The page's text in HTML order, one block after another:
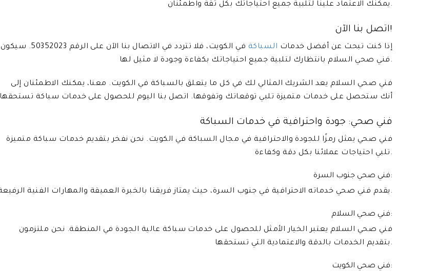
يمكنك الاعتماد علينا لتلبية جميع احتياجاتك بكل ثقة واطمئنان.
اتصل بنا الآن!
إذا كنت تبحث عن أفضل خدمات السباكة
في الكويت، فلا تتردد في الاتصال بنا الآن على الرقم 50352023. سيكون
فني صحي السلام بانتظارك لتلبية جميع احتياجاتك بكفاءة وجودة لا مثيل لها.
فني صحي السلام يعد الشريك المثالي لك في كل ما يتعلق بالسباكة في الكويت. معنا، يمكنك الاطمئنان إلى
أنك ستحصل على خدمات متميزة تلبي توقعاتك وتفوقها. اتصل بنا اليوم للحصول على خدمات سباكة تستحقها
فني صحي: جودة واحترافية في خدمات السباكة
فني صحي يمثل رمزًا للجودة والاحترافية في مجال السباكة في الكويت. نحن نفخر بتقديم خدمات سباكة متميزة
تلبي احتياجات عملائنا بكل دقة وكفاءة.
فني صحي جنوب السرة:
يقدم فني صحي خدماته الاحترافية في جنوب السرة، حيث يمتاز فريقنا بالخبرة العميقة والمهارات الفنية الرفيعة.
فني صحي السلام:
فني صحي السلام يعتبر الخيار الأمثل للحصول على خدمات سباكة عالية الجودة في المنطقة. نحن ملتزمون
بتقديم الخدمات بالدقة والاعتمادية التي تستحقها.
فني صحي الكويت: